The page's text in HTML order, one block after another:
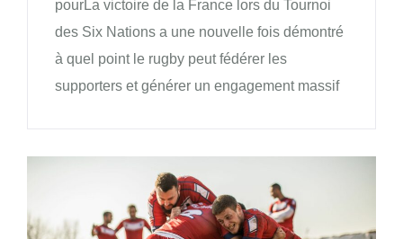
pourLa victoire de la France lors du Tournoi
des Six Nations a une nouvelle fois démontré
à quel point le rugby peut fédérer les
supporters et générer un engagement massif